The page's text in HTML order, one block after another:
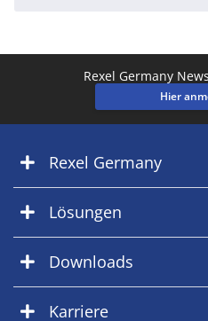
Rexel Germany
Hier
Rexel Germany
Lösungen
Downloads
Karriere